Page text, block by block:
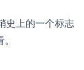
史上的一个标志